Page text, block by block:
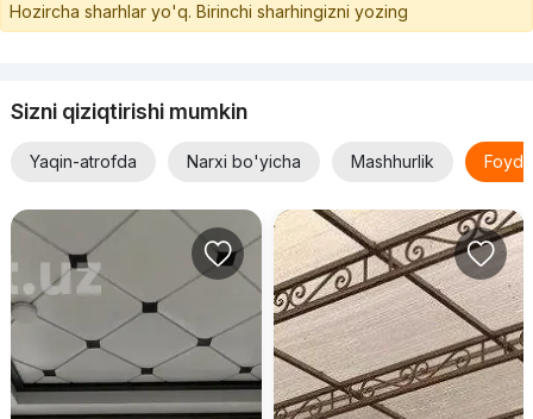
Hozircha sharhlar yo'q. Birinchi sharhingizni yozing
Sizni qiziqtirishi mumkin
Yaqin-atrofda Narxi bo'yicha Mashhurlik